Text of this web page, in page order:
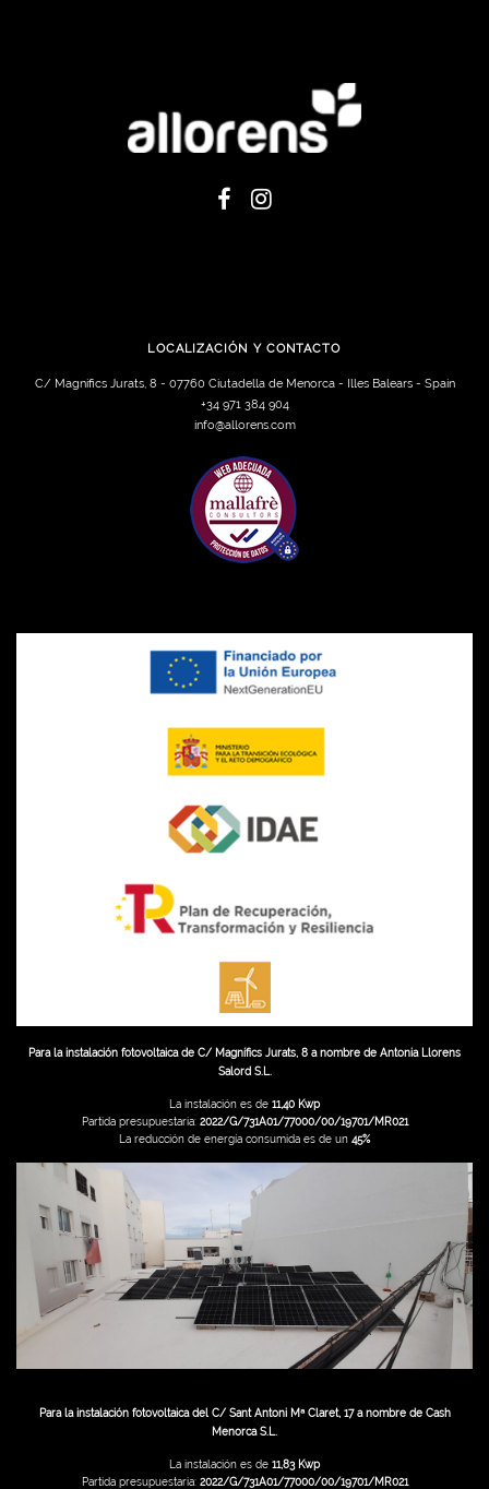
LOCALIZACIÓN Y CONTACTO
C/ Magnifics Jurats, 8 - 07760 Ciutadella de Menorca - Illes Balears - Spain
+34 971 384 904
info@allorens.com
Para la instalación fotovoltaica de C/ Magnífics Jurats, 8 a nombre de Antonia Llorens
Salord S.L.
La instalación es de 11,40 Kwp
Partida presupuestaria: 2022/G/731A01/77000/00/19701/MR021
La reducción de energía consumida es de un 45%
Para la instalación fotovoltaica del C/ Sant Antoni Mª Claret, 17 a nombre de Cash
Menorca S.L.
La instalación es de 11,83 Kwp
Partida presupuestaria: 2022/G/731A01/77000/00/19701/MR021